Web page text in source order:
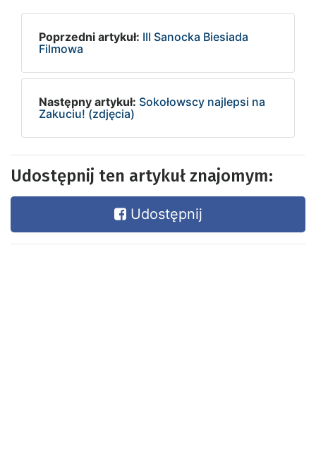
Poprzedni artykuł: III Sanocka Biesiada
Filmowa
Następny artykuł: Sokołowscy najlepsi na
Zakuciu! (zdjęcia)
Udostępnij ten artykuł znajomym:
Udostępnij